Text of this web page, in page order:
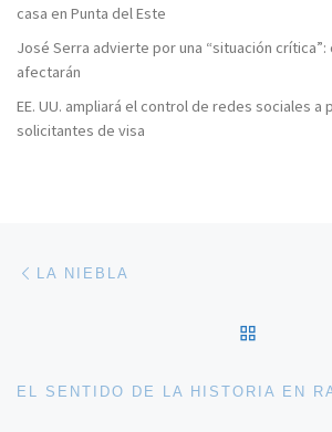
casa en Punta del Este
José Serra advierte por una “situación crítica”:
afectarán
EE. UU. ampliará el control de redes sociales
solicitantes de visa
Navegación de
LA NIEBLA